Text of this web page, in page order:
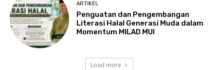
ARTIKEL
Penguatan dan Pengembangan
Literasi Halal Generasi Muda dalam
Momentum MILAD MUI
Load more